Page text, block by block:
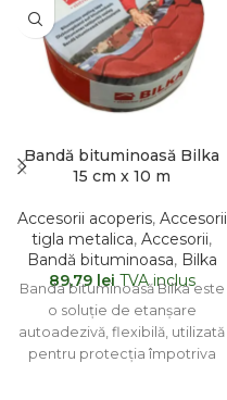
Bandă bituminoasă Bilka
15 cm x 10 m
Accesorii acoperis, Accesorii
tigla metalica, Accesorii,
Bandă bituminoasa, Bilka
89,79 lei TVA inclus
Banda bituminoasă Bilka este
o soluție de etanșare
autoadezivă, flexibilă, utilizată
pentru protecția împotriva